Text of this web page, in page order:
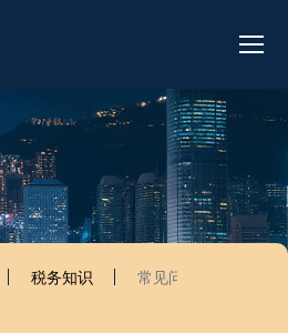
税务知识 常见问题